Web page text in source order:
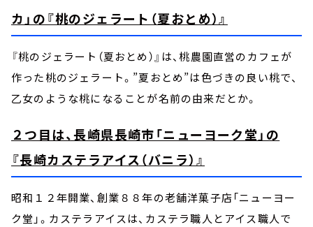
カ」の『桃のジェラート（夏おとめ）』
『桃のジェラート（夏おとめ）』は、桃農園直営のカフェが
作った桃のジェラート。”夏おとめ”は色づきの良い桃で、
乙女のような桃になることが名前の由来だとか。
２つ目は、長崎県長崎市「ニューヨーク堂」の
『長崎カステラアイス（バニラ）』
昭和１２年開業、創業８８年の老舗洋菓子店「ニューヨー
ク堂」。カステラアイスは、カステラ職人とアイス職人で